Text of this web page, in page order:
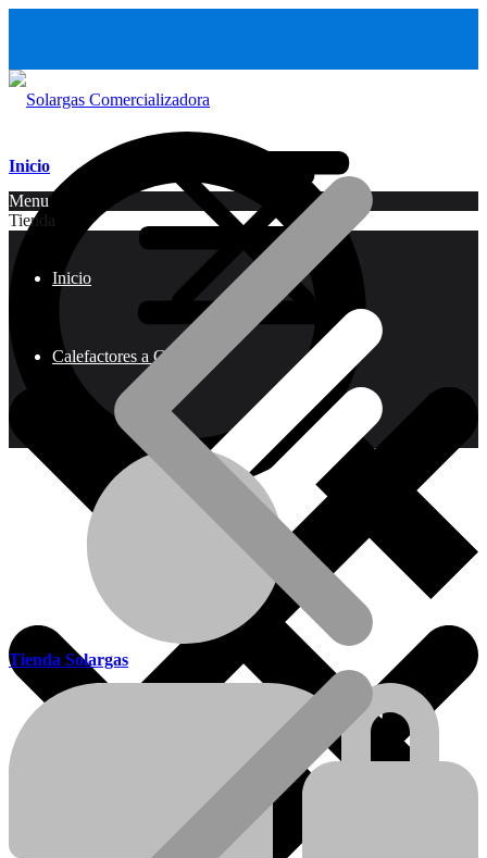
Menu
Tienda
Inicio
Calefactores a Gas
Inicio
Tienda Solargas